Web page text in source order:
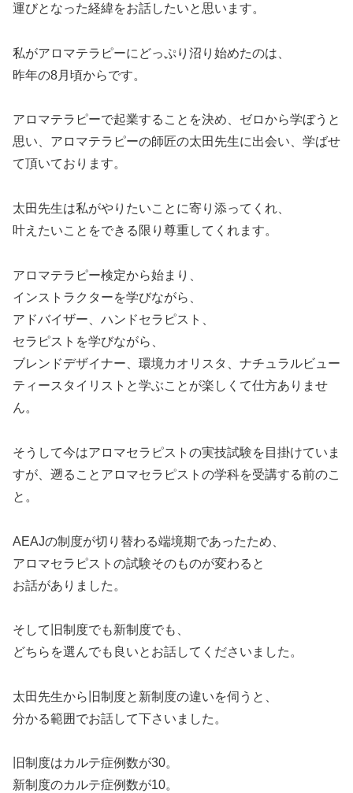
運びとなった経緯をお話したいと思います。
私がアロマテラピーにどっぷり沼り始めたのは、
昨年の8月頃からです。
アロマテラピーで起業することを決め、ゼロから学ぼうと
思い、アロマテラピーの師匠の太田先生に出会い、学ばせ
て頂いております。
太田先生は私がやりたいことに寄り添ってくれ、
叶えたいことをできる限り尊重してくれます。
アロマテラピー検定から始まり、
インストラクターを学びながら、
アドバイザー、ハンドセラピスト、
セラピストを学びながら、
ブレンドデザイナー、環境カオリスタ、ナチュラルビュー
ティースタイリストと学ぶことが楽しくて仕方ありませ
ん。
そうして今はアロマセラピストの実技試験を目掛けていま
すが、遡ることアロマセラピストの学科を受講する前のこ
と。
AEAJの制度が切り替わる端境期であったため、
アロマセラピストの試験そのものが変わると
お話がありました。
そして旧制度でも新制度でも、
どちらを選んでも良いとお話してくださいました。
太田先生から旧制度と新制度の違いを伺うと、
分かる範囲でお話して下さいました。
旧制度はカルテ症例数が30。
新制度のカルテ症例数が10。